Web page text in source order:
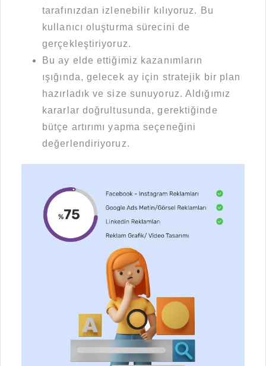
tarafınızdan izlenebilir kılıyoruz. Bu
kullanıcı oluşturma sürecini de
gerçekleştiriyoruz.
Bu ay elde ettiğimiz kazanımların
ışığında, gelecek ay için stratejik bir plan
hazırladık ve size sunuyoruz. Aldığımız
kararlar doğrultusunda, gerektiğinde
bütçe artırımı yapma seçeneğini
değerlendiriyoruz.